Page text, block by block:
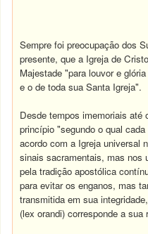
Sempre foi preocupação dos
presente, que a Igreja de
Majestade "para louvor e
e o de toda sua Santa Igreja".
Desde tempos imemoriais até
princípio "segundo o qual
acordo com a Igreja universal
sinais sacramentais, mas nos
pela tradição apostólica
para evitar os enganos, mas
transmitida em sua
(lex orandi) corresponde a